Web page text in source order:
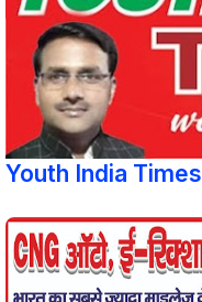
Youth India Times